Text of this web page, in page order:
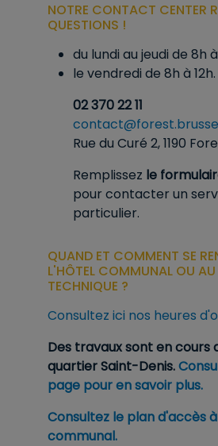
NOTRE CONTACT CENTER
QUESTIONS !
du lundi au jeudi de 8h à
le vendredi de 8h à 12h.
02 370 22 11
Rue du Curé 2, 1190
Remplissez le
pour contacter un
particulier.
QUAND ET COMMENT SE
L'HÔTEL COMMUNAL OU AU
TECHNIQUE ?
Consultez ici nos heures
Des travaux sont en cours
quartier Saint-Denis.
page pour en savoir plus.
Consultez le plan d'accès
communal.